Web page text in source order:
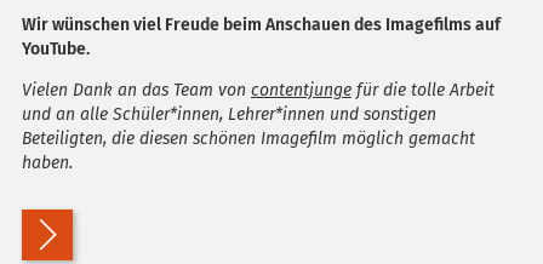
Wir wünschen viel Freude beim Anschauen des Imagefilms auf
YouTube.
Vielen Dank an das Team von contentjungefür die tolle Arbeit
und an alle Schüler*innen, Lehrer*innen und sonstigen
Beteiligten, die diesen schönen Imagefilm möglich gemacht
haben.